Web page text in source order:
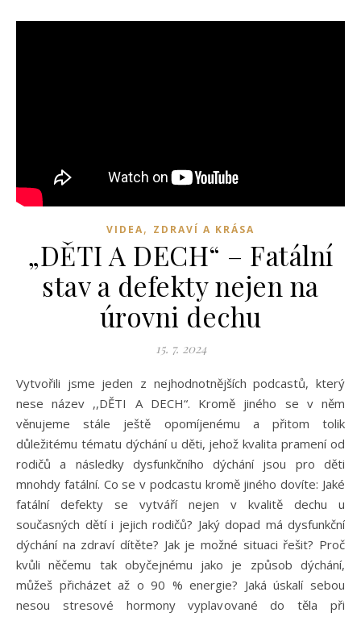
VIDEA, ZDRAVÍ A KRÁSA
„DĚTI A DECH“ – Fatální
stav a defekty nejen na
úrovni dechu
15. 7. 2024
Vytvořili jsme jeden z nejhodnotnějších podcastů, který
nese název ,,DĚTI A DECH“. Kromě jiného se v něm
věnujeme stále ještě opomíjenému a přitom tolik
důležitému tématu dýchání u děti, jehož kvalita pramení od
rodičů a následky dysfunkčního dýchání jsou pro děti
mnohdy fatální. Co se v podcastu kromě jiného dovíte: Jaké
fatální defekty se vytváří nejen v kvalitě dechu u
současných dětí i jejich rodičů? Jaký dopad má dysfunkční
dýchání na zdraví dítěte? Jak je možné situaci řešit? Proč
kvůli něčemu tak obyčejnému jako je způsob dýchání,
můžeš přicházet až o 90 % energie? Jaká úskalí sebou
nesou stresové hormony vyplavované do těla při